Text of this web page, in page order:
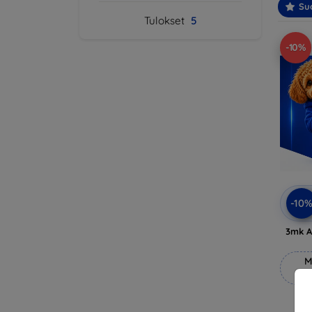
Tulokset 5
-10%
-10%
3mk